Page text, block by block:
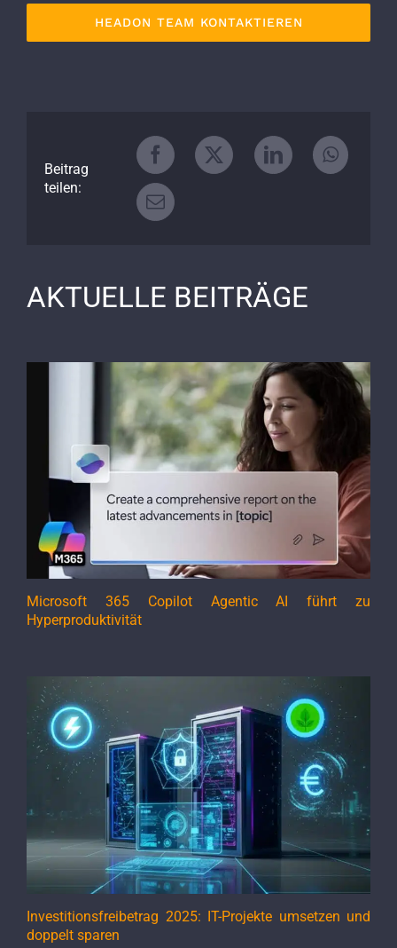
HEADON TEAM KONTAKTIEREN
Beitrag
teilen:
AKTUELLE BEITRÄGE
Microsoft 365 Copilot Agentic AI führt zu
Hyperproduktivität
Investitionsfreibetrag 2025: IT-Projekte umsetzen und
doppelt sparen